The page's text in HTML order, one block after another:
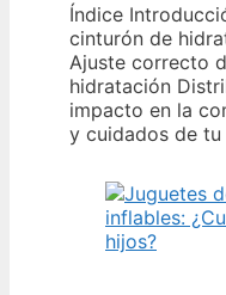
Índice
cinturón de
Ajuste correcto
hidratación
impacto en la
y cuidados de